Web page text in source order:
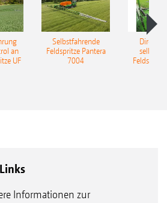
an
UF
Selbstfahrende
Feldspritze Pantera
7004
Informationen zur